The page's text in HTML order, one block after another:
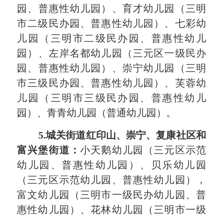
园 、 普惠性幼儿园 ） 、育才幼儿园
（三明
市二级民办园、普惠性幼儿园 ） 、七彩幼
儿园
（三明市二级民办园、 普惠性幼儿
园 ） 、左岸名都幼儿园
（三元区一级民办
园、 普惠性幼儿园 ） 、崇宁幼儿园
（三明
市三级民办园、普惠性幼儿园 ） 、芙蓉幼
儿园
（三明市三级民办园、 普惠性幼儿
园 ） 、青青幼儿园 （普通幼儿园 ）。
5.城关街道红印山、崇宁、复康社区和
富兴堡街道 ：小天鹅幼儿园
（三元区示范
幼儿园、普惠性幼儿园 ） 、贝乐幼儿园
（三元区示范幼儿园、 普惠性幼儿园 ）
，
富文幼儿园
（ 三明市一级民办幼儿园 、 普
惠性幼儿园 ） 、花林幼儿园 （ 三明市一级